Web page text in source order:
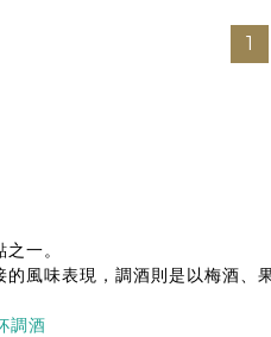
1
一。
風味表現，調酒則是以梅酒
調酒